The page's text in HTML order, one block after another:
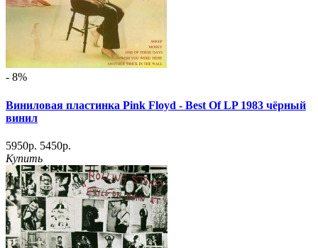
- 8%
Виниловая пластинка Pink Floyd - Best Of LP 1983 чёрный
винил
5950р. 5450р.
Купить